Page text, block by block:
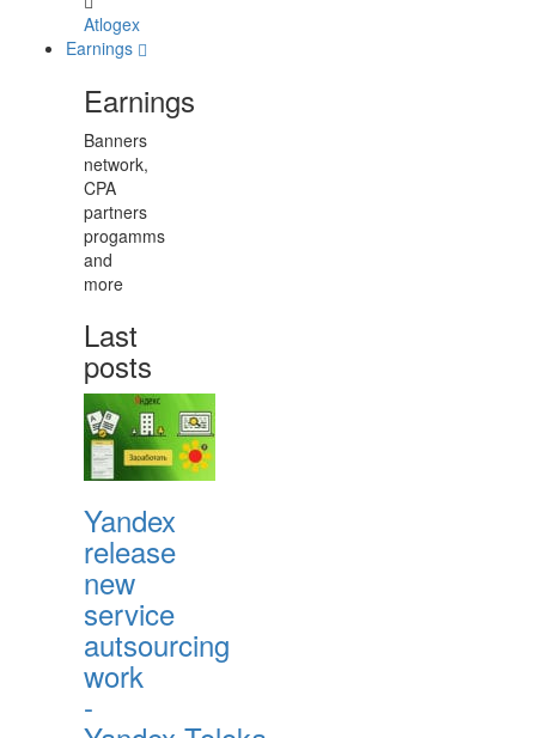
Atlogex
Earnings
Earnings
Banners
network,
CPA
partners
progamms
and
more
Last
posts
Yandex
release
new
service
autsourcing
work
-